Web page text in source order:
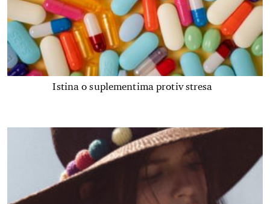
Istina o suplementima protiv stresa